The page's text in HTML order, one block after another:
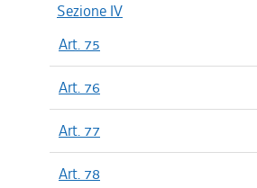
Sezione IV
Art. 75
Art. 76
Art. 77
Art. 78